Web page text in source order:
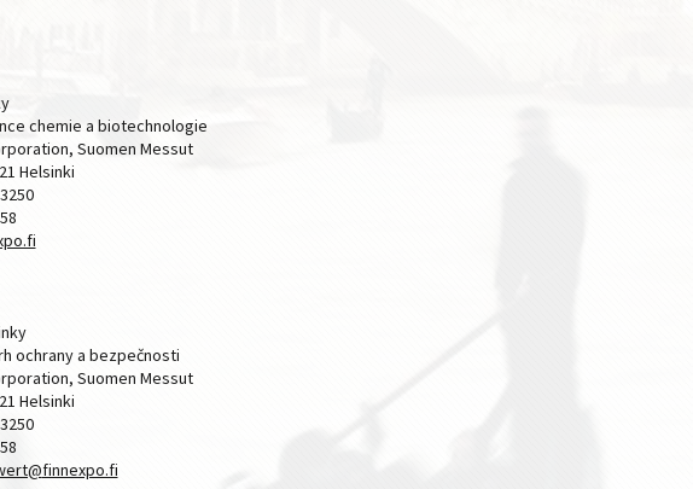
chemie a biotechnologie
Suomen Messut
Helsinki
ochrany a bezpečnosti
Suomen Messut
Helsinki
finnexpo.fi